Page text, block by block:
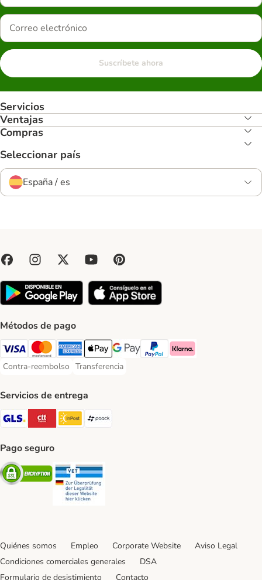
Suscríbete ahora
Servicios
Ventajas
Compras
Seleccionar país
España / es
Métodos de pago
Visa Payment Method
Mastercard Payment Method
American Express Payment Method
Apple Pay Payment Method
Google Pay Payment Method
PayPal Payment Method
Klarna Payment Method
Contra-reembolso
Contra-reembolso Payment Method
Transferencia
Transferencia Payment Method
Servicios de entrega
GLS Shipping Method
CTTExpress Shipping Method
InPost Shipping Method
paack Shipping Method
Pago seguro
Security
Quiénes somos Empleo Corporate Website
Aviso Legal
Condiciones comerciales generales
DSA
Formulario de desistimiento
Contacto